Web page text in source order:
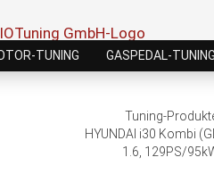
TUNING GASPEDAL-TUNING
Tuning-
HYUNDAI i30 Kombi
1.6, 129PS/